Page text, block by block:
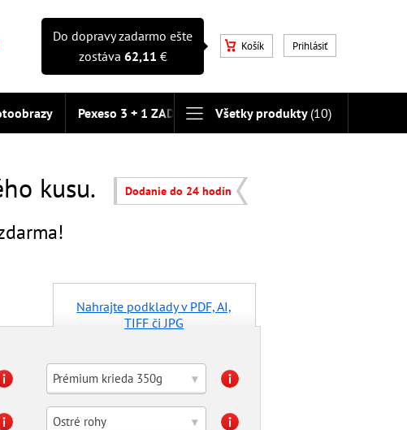
Prihlásiť
Košík
Do dopravy zadarmo ešte
zostáva 62,11 €
Pexeso 3 + 1 ZADARMO Všetky produkty (10)
kusu. Dodanie do 24 hodín
Nahrajte podklady v PDF, AI,
TIFF či JPG
Prémium krieda 350g ▾
Ostré rohy ▾